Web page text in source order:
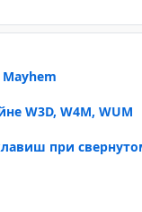
W3D, W4M, WUM
при